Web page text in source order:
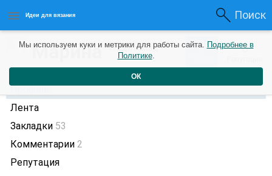
Идеи для вязания Поиск
Марина4 года назад 0 0
Профиль
Лента
Закладки 53
Комментарии 2
Репутация
Мы используем куки и метрики для работы сайта. Подробнее в
Политике.
ОК